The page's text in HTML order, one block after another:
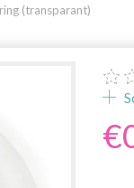
(transparant)